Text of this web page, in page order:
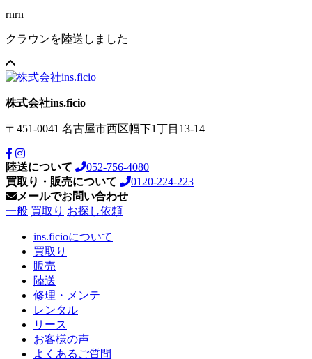
rnrn
クラウンを陸送しました
株式会社ins.ficio
〒451-0041 名古屋市西区幅下1丁目13-14
陸送について
052-756-4080
買取り・販売について
0120-224-223
メールでお問い合わせ
一般 買取り お探し依頼
ins.ficioについて
買取り
販売
陸送
修理・メンテ
レンタル
リース
お客様の声
よくあるご質問